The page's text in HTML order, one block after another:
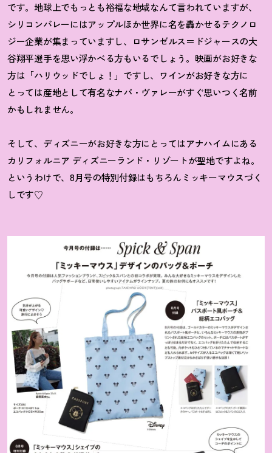
です。地球上でもっとも裕福な地域なんて言われていますが、
シリコンバレーにはアップルほか世界に名を轟かせるテクノロ
ジー企業が集まっていますし、ロサンゼルス＝ドジャースの大
谷翔平選手を思い浮かべる方もいるでしょう。映画がお好きな
方は「ハリウッドでしょ ！ 」ですし、ワインがお好きな方に
とっては産地として有名なナパ・ヴァレーがすぐ思いつく名前
かもしれません。
そして、ディズニーがお好きな方にとってはアナハイムにある
カリフォルニア ディズニーランド・リゾートが聖地ですよね。
というわけで、8月号の特別付録はもちろんミッキーマウスづく
しです♡